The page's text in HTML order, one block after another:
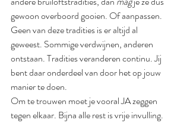
gewoon overboord gooien. Of aanpassen.
Geen van deze tradities is er altijd al
geweest. Sommige verdwijnen, anderen
ontstaan.Tradities veranderen continu. Jij
bent daar onderdeel van door het op jouw
manier te doen.
Om te trouwen moet je vooral JA zeggen
tegen elkaar. Bijna alle rest is vrije invulling.